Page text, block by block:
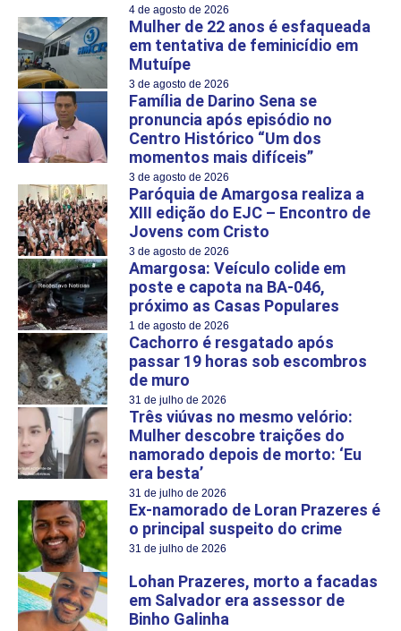
4 de agosto de 2026
Mulher de 22 anos é esfaqueada
em tentativa de feminicídio em
Mutuípe
3 de agosto de 2026
Família de Darino Sena se
pronuncia após episódio no
Centro Histórico “Um dos
momentos mais difíceis”
3 de agosto de 2026
Paróquia de Amargosa realiza a
XIII edição do EJC – Encontro de
Jovens com Cristo
3 de agosto de 2026
Amargosa: Veículo colide em
poste e capota na BA-046,
próximo as Casas Populares
1 de agosto de 2026
Cachorro é resgatado após
passar 19 horas sob escombros
de muro
31 de julho de 2026
Três viúvas no mesmo velório:
Mulher descobre traições do
namorado depois de morto: ‘Eu
era besta’
31 de julho de 2026
Ex-namorado de Loran Prazeres é
o principal suspeito do crime
31 de julho de 2026
Lohan Prazeres, morto a facadas
em Salvador era assessor de
Binho Galinha